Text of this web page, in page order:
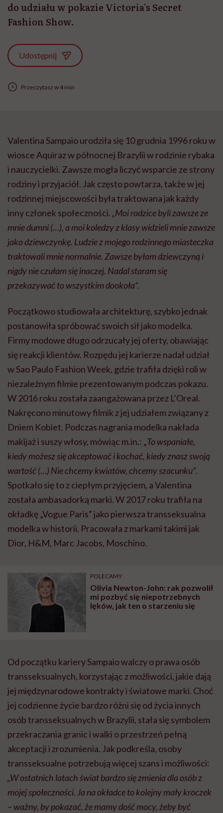
do udziału w pokazie Victoria’s Secret
Fashion Show.
Udostępnij
Przeczytasz w 4 min
Valentina Sampaio urodziła się 10 grudnia 1996 roku w
wiosce Aquiraz w północnej Brazylii w rodzinie rybaka
i nauczycielki. Zawsze mogła liczyć wsparcie ze strony
rodziny i przyjaciół. Jak często powtarza, także w jej
rodzinnej miejscowości była traktowana jak każdy
inny członek społeczności.„Moi rodzice byli zawsze ze
mnie dumni (…), a moi koledzy z klasy widzieli mnie zawsze
jako dziewczynkę. Ludzie z mojego rodzinnego miasteczka
traktowali mnie normalnie. Zawsze byłam dziewczyną i
nigdy nie czułam się inaczej. Nadal staram się
przekazywać to wszystkim dookoła”.
Początkowo studiowała architekturę, szybko jednak
postanowiła spróbować swoich sił jako modelka.
Firmy modowe długo odrzucały jej oferty, obawiając
się reakcji klientów. Rozpędu jej karierze nadał udział
w Sao Paulo Fashion Week, gdzie trafiła dzięki roli w
niezależnym filmie prezentowanym podczas pokazu.
W 2016 roku została zaangażowana przez L’Oreal.
Nakręcono minutowy filmik z jej udziałem związany z
Dniem Kobiet. Podczas nagrania modelka nakłada
makijaż i suszy włosy, mówiąc m.in.: „To wspaniałe,
kiedy możesz się akceptować i kochać, kiedy znasz swoją
wartość (…) Nie chcemy kwiatów, chcemy szacunku”.
Spotkało się to z ciepłym przyjęciem, a Valentina
została ambasadorką marki. W 2017 roku trafiła na
okładkę „Vogue Paris” jako pierwsza transseksualna
modelka w historii. Pracowała z markami takimi jak
Dior, H&M, Marc Jacobs, Moschino.
POLECAMY
Olivia Newton-John: rak pozwolił
mi pozbyć się niepotrzebnych
lęków, jak ten o starzeniu się
Od początku kariery Sampaio walczy o prawa osób
transseksualnych, korzystając z możliwości, jakie dają
jej międzynarodowe kontrakty i światowe marki. Choć
jej codzienne życie bardzo różni się od życia innych
osób transseksualnych w Brazylii, stała się symbolem
przekraczania granic i walki o przestrzeń pełną
akceptacji i zrozumienia. Jak podkreśla, osoby
transseksualne potrzebują więcej szans i możliwości:
„W ostatnich latach świat bardzo się zmienia dla osób z
mojej społeczności. Ja na okładce to kolejny mały kroczek
– ważny, by pokazać, że mamy dość mocy, żeby być